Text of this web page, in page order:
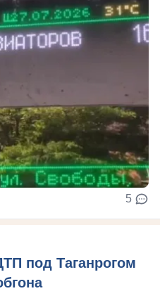
5
под Таганрогом